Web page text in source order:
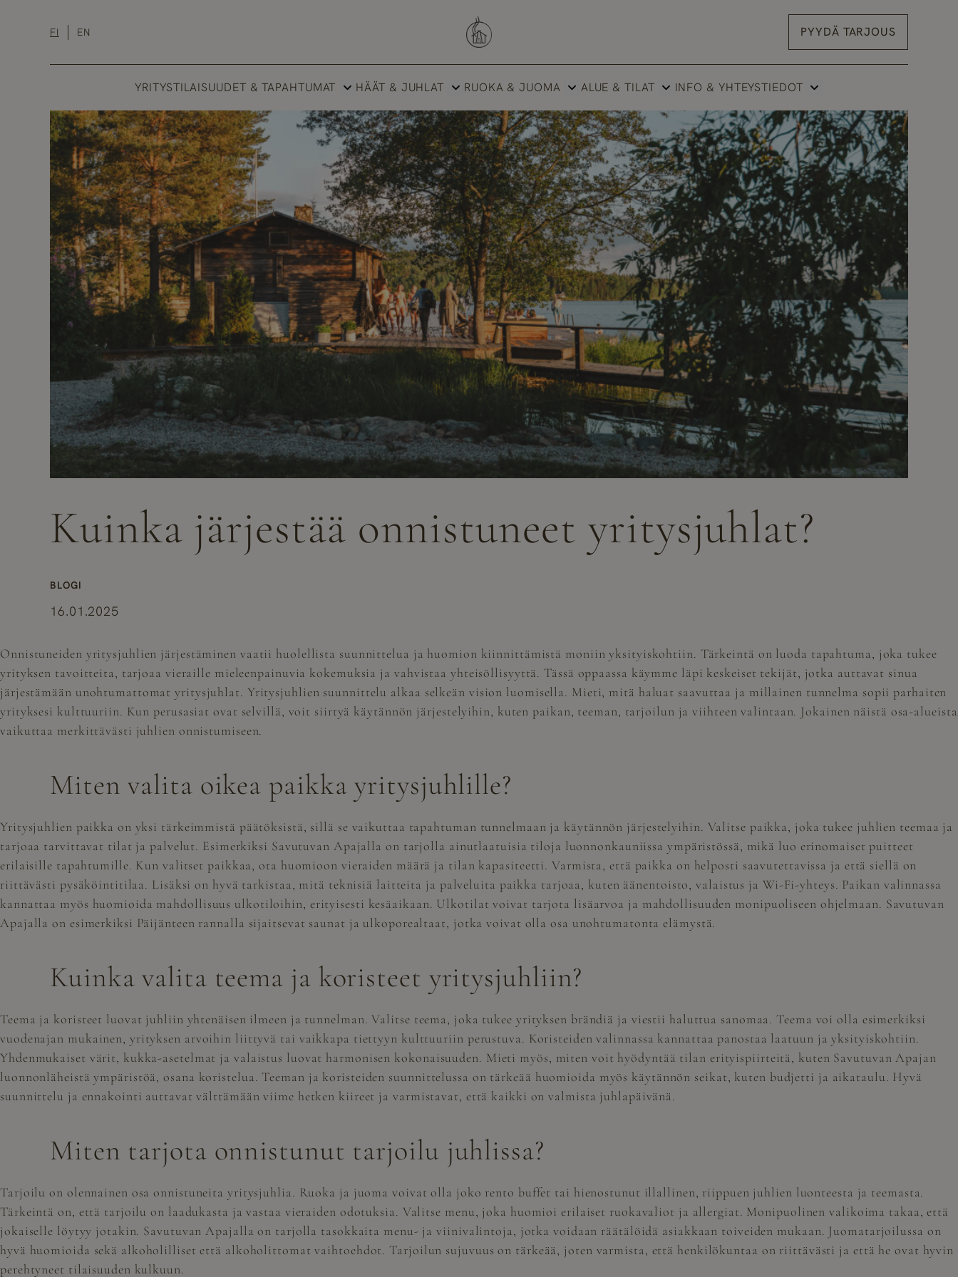
FI EN PYYDÄ TARJOUS
YRITYSTILAISUUDET & TAPAHTUMAT HÄÄT & JUHLAT RUOKA & JUOMA ALUE & TILAT INFO & YHTEYSTIEDOT
Kuinka järjestää onnistuneet yritysjuhlat?
BLOGI
16.01.2025
Onnistuneiden yritysjuhlien järjestäminen vaatii huolellista suunnittelua ja huomion kiinnittämistä moniin yksityiskohtiin. Tärkeintä on luoda tapahtuma, joka tukee
yrityksen tavoitteita, tarjoaa vieraille mieleenpainuvia kokemuksia ja vahvistaa yhteisöllisyyttä. Tässä oppaassa käymme läpi keskeiset tekijät, jotka auttavat sinua
järjestämään unohtumattomat yritysjuhlat. Yritysjuhlien suunnittelu alkaa selkeän vision luomisella. Mieti, mitä haluat saavuttaa ja millainen tunnelma sopii parhaiten
yrityksesi kulttuuriin. Kun perusasiat ovat selvillä, voit siirtyä käytännön järjestelyihin, kuten paikan, teeman, tarjoilun ja viihteen valintaan. Jokainen näistä osa-alueista
vaikuttaa merkittävästi juhlien onnistumiseen.
Miten valita oikea paikka yritysjuhlille?
Yritysjuhlien paikka on yksi tärkeimmistä päätöksistä, sillä se vaikuttaa tapahtuman tunnelmaan ja käytännön järjestelyihin. Valitse paikka, joka tukee juhlien teemaa ja
tarjoaa tarvittavat tilat ja palvelut. Esimerkiksi Savutuvan Apajalla on tarjolla ainutlaatuisia tiloja luonnonkauniissa ympäristössä, mikä luo erinomaiset puitteet
erilaisille tapahtumille. Kun valitset paikkaa, ota huomioon vieraiden määrä ja tilan kapasiteetti. Varmista, että paikka on helposti saavutettavissa ja että siellä on
riittävästi pysäköintitilaa. Lisäksi on hyvä tarkistaa, mitä teknisiä laitteita ja palveluita paikka tarjoaa, kuten äänentoisto, valaistus ja Wi-Fi-yhteys. Paikan valinnassa
kannattaa myös huomioida mahdollisuus ulkotiloihin, erityisesti kesäaikaan. Ulkotilat voivat tarjota lisäarvoa ja mahdollisuuden monipuoliseen ohjelmaan. Savutuvan
Apajalla on esimerkiksi Päijänteen rannalla sijaitsevat saunat ja ulkoporealtaat, jotka voivat olla osa unohtumatonta elämystä.
Kuinka valita teema ja koristeet yritysjuhliin?
Teema ja koristeet luovat juhliin yhtenäisen ilmeen ja tunnelman. Valitse teema, joka tukee yrityksen brändiä ja viestii haluttua sanomaa. Teema voi olla esimerkiksi
vuodenajan mukainen, yrityksen arvoihin liittyvä tai vaikkapa tiettyyn kulttuuriin perustuva. Koristeiden valinnassa kannattaa panostaa laatuun ja yksityiskohtiin.
Yhdenmukaiset värit, kukka-asetelmat ja valaistus luovat harmonisen kokonaisuuden. Mieti myös, miten voit hyödyntää tilan erityispiirteitä, kuten Savutuvan Apajan
luonnonläheistä ympäristöä, osana koristelua. Teeman ja koristeiden suunnittelussa on tärkeää huomioida myös käytännön seikat, kuten budjetti ja aikataulu. Hyvä
suunnittelu ja ennakointi auttavat välttämään viime hetken kiireet ja varmistavat, että kaikki on valmista juhlapäivänä.
Miten tarjota onnistunut tarjoilu juhlissa?
Tarjoilu on olennainen osa onnistuneita yritysjuhlia. Ruoka ja juoma voivat olla joko rento buffet tai hienostunut illallinen, riippuen juhlien luonteesta ja teemasta.
Tärkeintä on, että tarjoilu on laadukasta ja vastaa vieraiden odotuksia. Valitse menu, joka huomioi erilaiset ruokavaliot ja allergiat. Monipuolinen valikoima takaa, että
jokaiselle löytyy jotakin. Savutuvan Apajalla on tarjolla tasokkaita menu- ja viinivalintoja, jotka voidaan räätälöidä asiakkaan toiveiden mukaan. Juomatarjoilussa on
hyvä huomioida sekä alkoholilliset että alkoholittomat vaihtoehdot. Tarjoilun sujuvuus on tärkeää, joten varmista, että henkilökuntaa on riittävästi ja että he ovat hyvin
perehtyneet tilaisuuden kulkuun.